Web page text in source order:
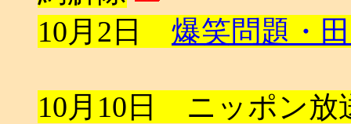
10月2日 爆笑問題・
10月10日 ニッポン放